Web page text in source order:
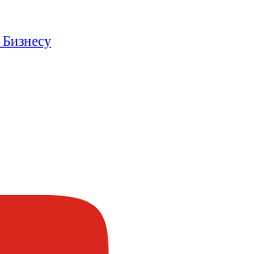
Бизнесу